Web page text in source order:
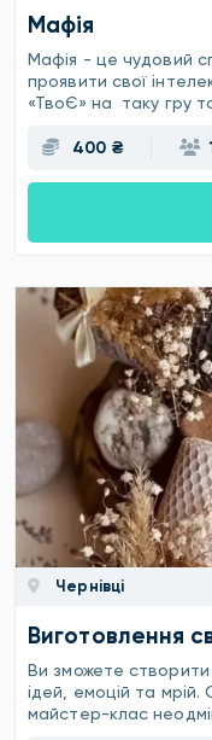
Мафія
Мафія - це чудовий
проявити свої
«ТвоЄ» на таку гру
400 ₴
Чернівці
Виготовлення
Ви зможете створити
ідей, емоцій та
майстер-клас